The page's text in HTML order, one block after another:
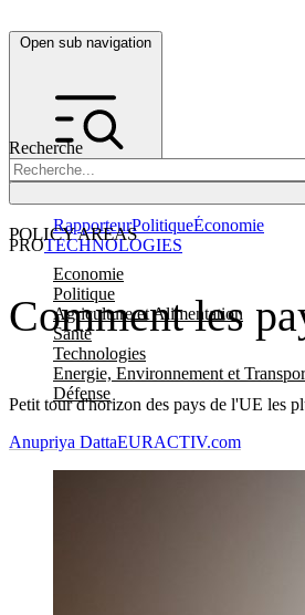
Open sub navigation
Recherche
POLICY AREAS
Economie
Politique
Agriculture et Alimentation
Santé
Technologies
Energie, Environnement et
Défense
RapporteurPolitiqueÉconomie
Comment les
Petit tour d'horizon des pays de l'UE les
PROTECHNOLOGIES
Anupriya DattaEURACTIV.com